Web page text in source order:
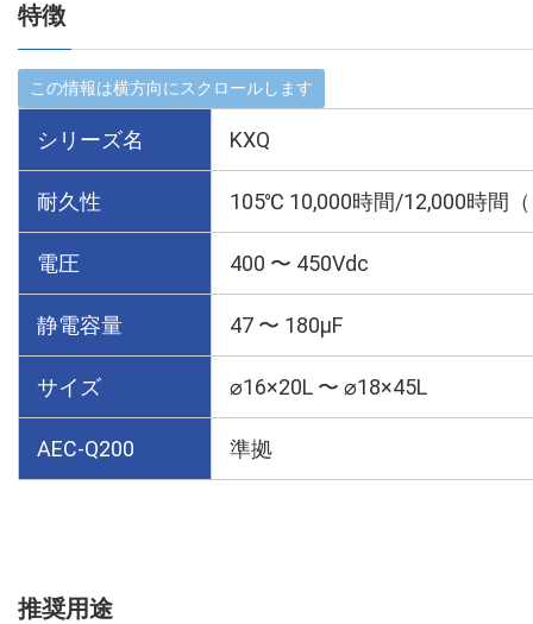
特徴
シリーズ名 KXQ
耐久性 105℃ 10,000時間/12,000時間
電圧 400 〜 450Vdc
静電容量 47 〜 180µF
サイズ ⌀16×20L 〜 ⌀18×45L
AEC-Q200 準拠
推奨用途